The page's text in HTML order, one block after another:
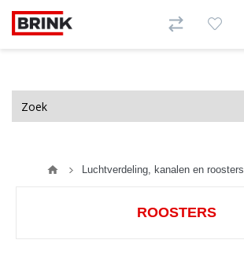
Luchtverdeling, kanalen en roosters
ROOSTERS